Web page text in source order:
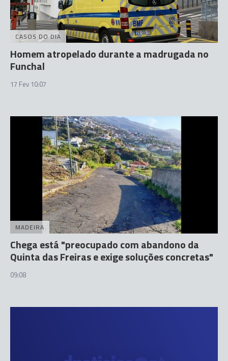
CASOS DO DIA
Homem atropelado durante a madrugada no
Funchal
17 Fev 10:07
MADEIRA
Chega está "preocupado com abandono da
Quinta das Freiras e exige soluções concretas"
09:08